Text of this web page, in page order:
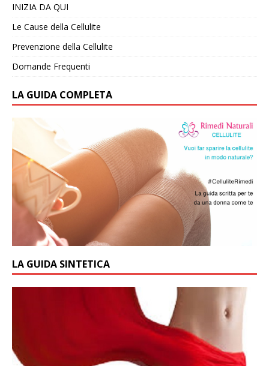
INIZIA DA QUI
Le Cause della Cellulite
Prevenzione della Cellulite
Domande Frequenti
LA GUIDA COMPLETA
LA GUIDA SINTETICA